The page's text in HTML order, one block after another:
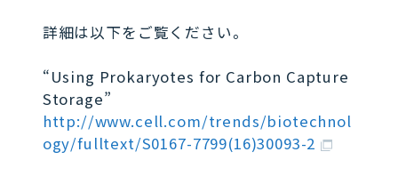
詳細は以下をご覧ください。
“Using Prokaryotes for Carbon Capture
Storage”
http://www.cell.com/trends/biotechnol
ogy/fulltext/S0167-7799(16)30093-2